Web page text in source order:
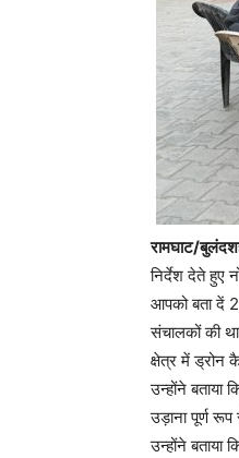
रामघाट/
निर्देश देते हुए
आपको बता दें
संचालकों की
क्षेत्र में ड्रोन
उन्होंने बताया
उड़ाना पूर्ण रूप
उन्होंने बताया